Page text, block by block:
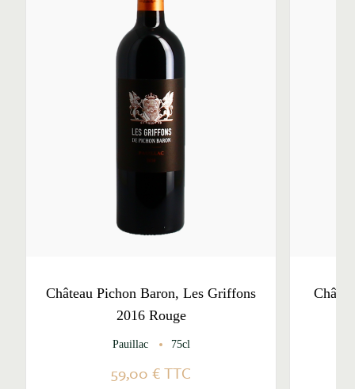
Château Pichon Baron, Les Griffons
2016 Rouge
Pauillac 75cl
59,00 €TTC